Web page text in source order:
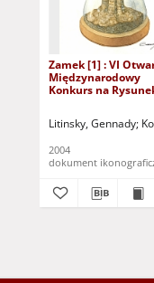
Zamek [1] : VI
Międzynarodowy
Konkurs na
Litinsky, Gennady
2004
dokument